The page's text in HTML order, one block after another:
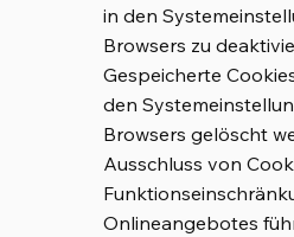
in den
Browsers zu
Gespeicherte
den
Browsers gelöscht
Ausschluss von
Onlineangebotes